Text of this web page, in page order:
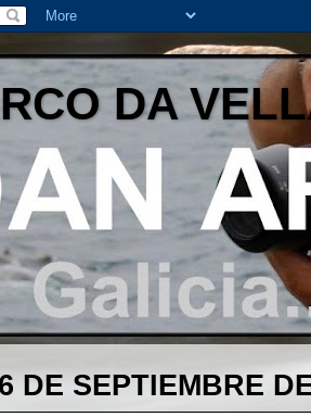
DA
DE SEPTIEMBRE